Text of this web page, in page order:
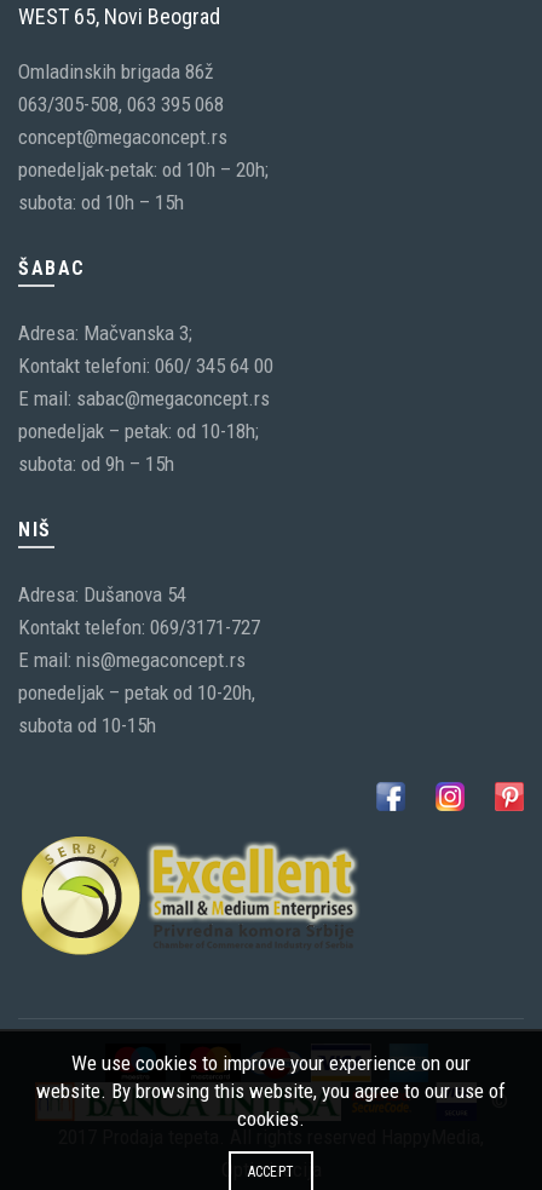
WEST 65, Novi Beograd
Omladinskih brigada 86ž
063/305-508, 063 395 068
concept@megaconcept.rs
ponedeljak-petak: od 10h – 20h;
subota: od 10h – 15h
ŠABAC
Adresa: Mačvanska 3;
Kontakt telefoni: 060/ 345 64 00
E mail: sabac@megaconcept.rs
ponedeljak – petak: od 10-18h;
subota: od 9h – 15h
NIŠ
Adresa: Dušanova 54
Kontakt telefon: 069/3171-727
E mail: nis@megaconcept.rs
ponedeljak – petak od 10-20h,
subota od 10-15h
©
Optimizacija
We use cookies to improve your experience on our
website. By browsing this website, you agree to our use of
cookies.
ACCEPT